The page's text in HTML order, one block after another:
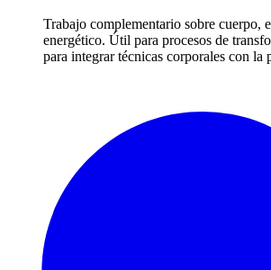
Trabajo complementario sobre cuerpo,
energético. Útil para procesos de
para integrar técnicas corporales con la